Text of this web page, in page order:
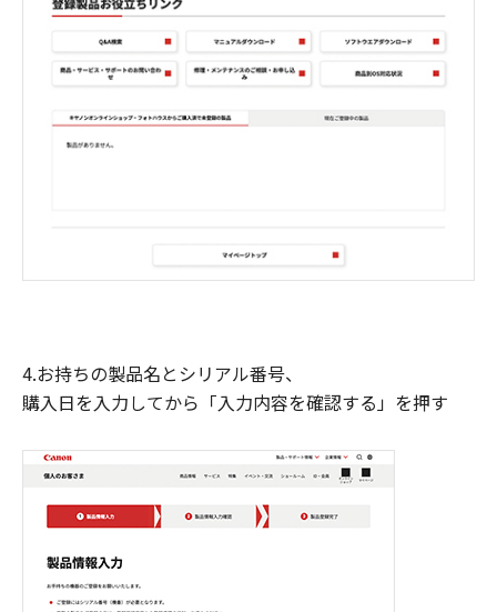
4.お持ちの製品名とシリアル番号、
購入日を入力してから「入力内容を確認する」を押す